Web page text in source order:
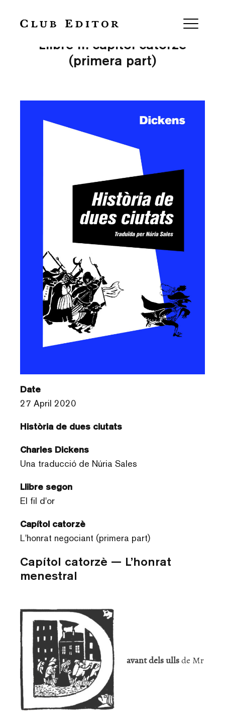
Història de dues ciutats —
Llibre II: capítol catorzè
(primera part)
Date
27 April 2020
Història de dues ciutats
Charles Dickens
Una traducció de Núria Sales
Llibre segon
El fil d'or
Capítol catorzè
L'honrat negociant (primera part)
Capítol catorzè — L’honrat
menestral
avant dels ullsde Mr